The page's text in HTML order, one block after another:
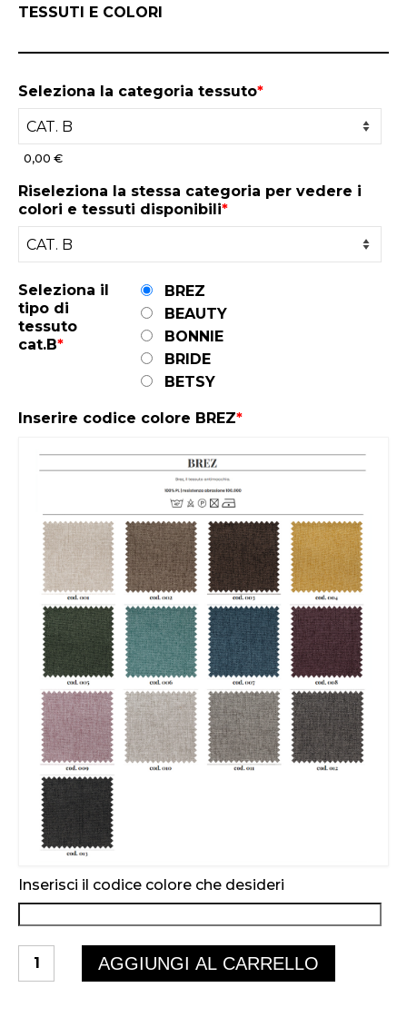
TESSUTI E COLORI
Seleziona la categoria tessuto*
0,00 €
Riseleziona la stessa categoria per vedere i
colori e tessuti disponibili*
Seleziona il
tipo di
tessuto
cat.B*
BREZ
BEAUTY
BONNIE
BRIDE
BETSY
Inserire codice colore BREZ*
Inserisci il codice colore che desideri
POUF
AGGIUNGI AL CARRELLO